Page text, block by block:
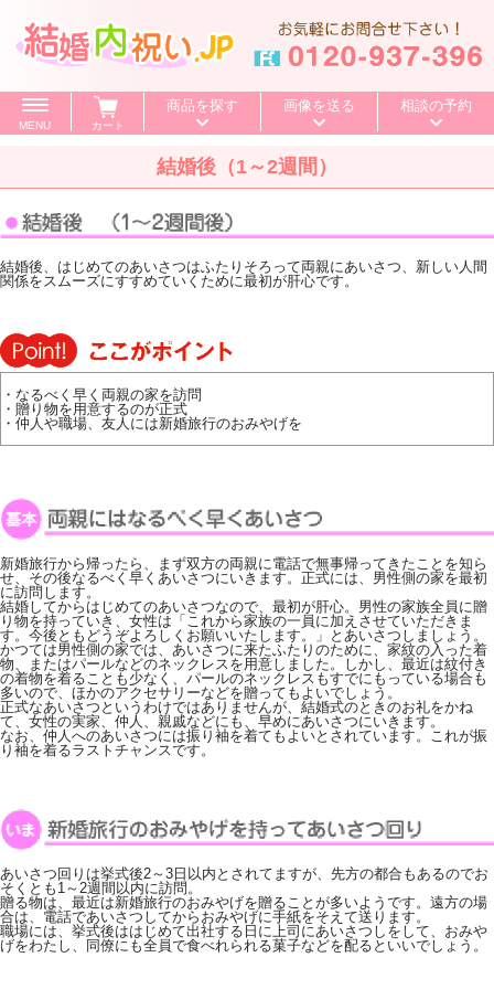
MENU カート
商品を探す
～500円 ～1,000円
～2,000円
～5,000円 ～10,000円
BOXセット
特選ギフト
カタログギフト
送料無料
その他
画像を送る 相談の予約
結婚後（1～2週間）
結婚後、はじめてのあいさつはふたりそろって両親にあいさつ、新しい人間
関係をスムーズにすすめていくために最初が肝心です。
・なるべく早く両親の家を訪問
・贈り物を用意するのが正式
・仲人や職場、友人には新婚旅行のおみやげを
新婚旅行から帰ったら、まず双方の両親に電話で無事帰ってきたことを知ら
せ、その後なるべく早くあいさつにいきます。正式には、男性側の家を最初
に訪問します。
結婚してからはじめてのあいさつなので、最初が肝心。男性の家族全員に贈
り物を持っていき、女性は「これから家族の一員に加えさせていただきま
す。今後ともどうぞよろしくお願いいたします。」とあいさつしましょう。
かつては男性側の家では、あいさつに来たふたりのために、家紋の入った着
物、またはパールなどのネックレスを用意しました。しかし、最近は紋付き
の着物を着ることも少なく、パールのネックレスもすでにもっている場合も
多いので、ほかのアクセサリーなどを贈ってもよいでしょう。
正式なあいさつというわけではありませんが、結婚式のときのお礼をかね
て、女性の実家、仲人、親戚などにも、早めにあいさつにいきます。
なお、仲人へのあいさつには振り袖を着てもよいとされています。これが振
り袖を着るラストチャンスです。
あいさつ回りは挙式後2～3日以内とされてますが、先方の都合もあるのでお
そくとも1～2週間以内に訪問。
贈る物は、最近は新婚旅行のおみやげを贈ることが多いようです。遠方の場
合は、電話であいさつしてからおみやげに手紙をそえて送ります。
職場には、挙式後ははじめて出社する日に上司にあいさつしをして、おみや
げをわたし、同僚にも全員で食べれられる菓子などを配るといいでしょう。